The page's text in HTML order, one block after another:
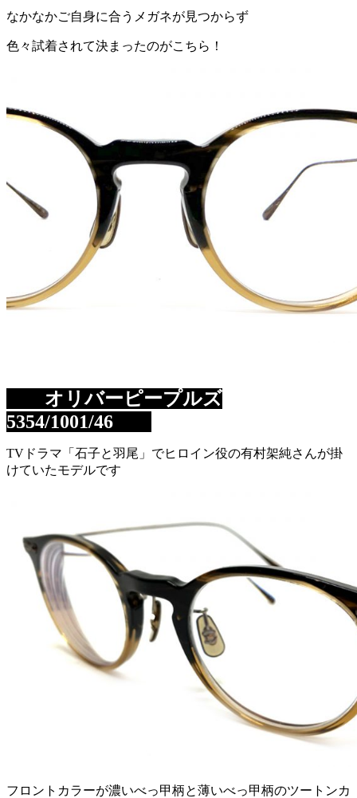
なかなかご自身に合うメガネが見つからず
色々試着されて決まったのがこちら！
オリバーピープルズ
5354/1001/46
TVドラマ「石子と羽尾」でヒロイン役の有村架純さんが掛
けていたモデルです
フロントカラーが濃いべっ甲柄と薄いべっ甲柄のツートンカ